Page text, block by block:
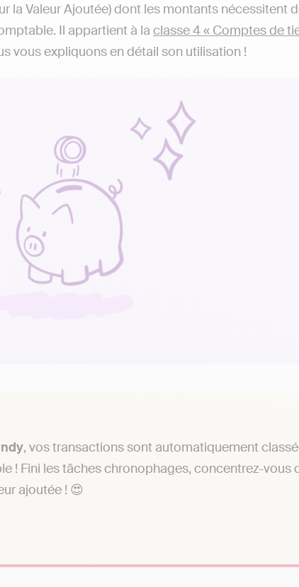
la Valeur Ajoutée) dont les montants nécessitent
Il appartient à la classe 4 « Comptes de
vous expliquons en détail son utilisation !
, vos transactions sont automatiquement
! Fini les tâches chronophages, concentrez-vous
ajoutée ! 😍